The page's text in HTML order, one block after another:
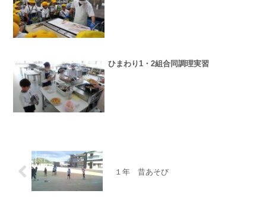
ひまわり1・2組合同調理実習
１年 昔あそび